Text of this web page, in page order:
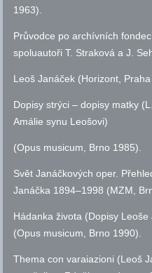
1963).
Průvodce po archívních
spoluautoři T. Straková a J.
Leoš Janáček (Horizont,
Dopisy strýci – dopisy matky
Amálie synu Leošovi)
(Opus musicum, Brno 1985).
Svět Janáčkových oper.
Janáčka 1894–1998 (MZM,
Hádanka života (Dopisy
(Opus musicum, Brno 1990).
Thema con varaiazioni (Leoš